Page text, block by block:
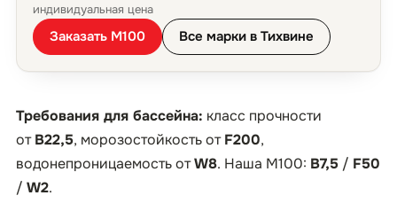
индивидуальная цена
Заказать М100 Все марки в Тихвине
Требования для бассейна: класс прочности
отB22,5, морозостойкость отF200,
водонепроницаемость отW8. Наша М100: B7,5 / F50
/ W2.